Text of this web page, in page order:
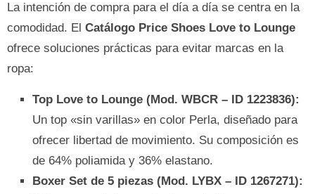
La intención de compra para el día a día se centra en la
comodidad. El Catálogo Price Shoes Love to Lounge
ofrece soluciones prácticas para evitar marcas en la
ropa:
Top Love to Lounge (Mod. WBCR – ID 1223836):
Un top «sin varillas» en color Perla, diseñado para
ofrecer libertad de movimiento. Su composición es
de 64% poliamida y 36% elastano.
Boxer Set de 5 piezas (Mod. LYBX – ID 1267271):